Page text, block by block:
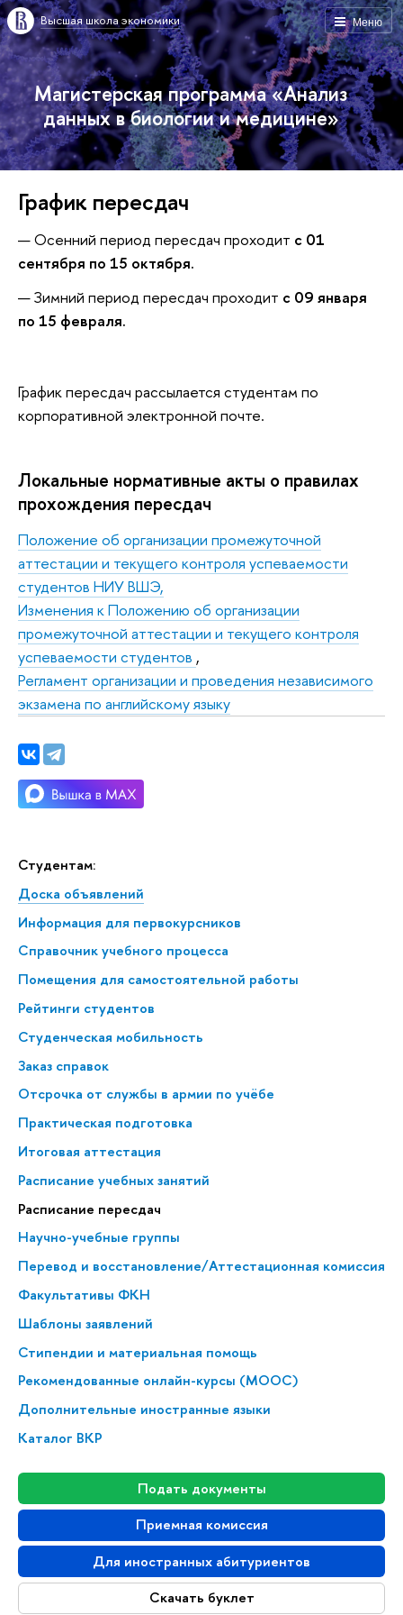
Меню
Высшая школа экономики
Магистерская программа «Анализ
данных в биологии и медицине»
Студентам:
Доска объявлений
Информация для первокурсников
Справочник учебного процесса
Помещения для самостоятельной работы
Рейтинги студентов
Студенческая мобильность
Заказ справок
Отсрочка от службы в армии по учёбе
Практическая подготовка
Итоговая аттестация
Расписание учебных занятий
Расписание пересдач
Научно-учебные группы
Перевод и восстановление/Аттестационная комиссия
Факультативы ФКН
Шаблоны заявлений
Стипендии и материальная помощь
Рекомендованные онлайн-курсы (MOOC)
Дополнительные иностранные языки
Каталог ВКР
Подать документы
Приемная комиссия
Для иностранных абитуриентов
Скачать буклет
График пересдач
Осенний период пересдач проходит с 01
сентября по 15 октября.
Зимний период пересдач проходит с 09 января
по 15 февраля.
График пересдач рассылается студентам по
корпоративной электронной почте.
Локальные нормативные акты о правилах
прохождения пересдач
Положение об организации промежуточной
аттестации и текущего контроля успеваемости
студентов НИУ ВШЭ,
Изменения к Положению об организации
промежуточной аттестации и текущего контроля
успеваемости студентов ,
Регламент организации и проведения независимого
экзамена по английскому языку